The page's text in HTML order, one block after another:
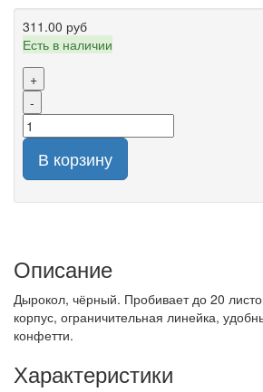
311.00 руб
Есть в наличии
+
-
В корзину
Описание
Дырокол, чёрный. Пробивает до 20
корпус, ограничительная линейка,
конфетти.
Характеристики